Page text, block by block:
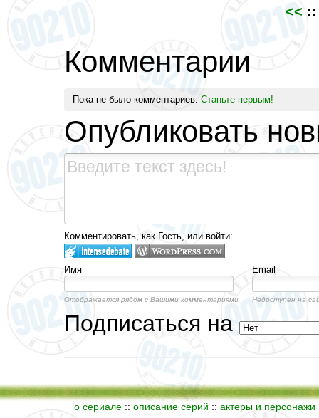
<< ::
Комментарии
Пока не было комментариев. Станьте первым!
Опубликовать
Комментировать, как Гость, или войти:
Имя Email
Отображается рядом с Вашими комментариями Недоступен на
Подписаться на
о сериале:: описание серий :: актеры и персонажи